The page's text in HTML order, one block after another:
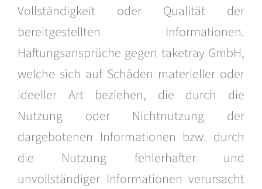
Vollständigkeit oder Qualität der
bereitgestellten Informationen.
Haftungsansprüche gegen taketray GmbH,
welche sich auf Schäden materieller oder
ideeller Art beziehen, die durch die
Nutzung oder Nichtnutzung der
dargebotenen Informationen bzw. durch
die Nutzung fehlerhafter und
unvollständiger Informationen verursacht